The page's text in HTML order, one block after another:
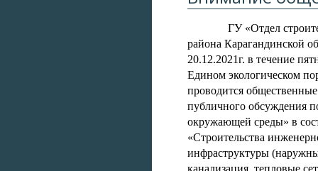
ГУ «Отдел
района Карагандинской
20.12.2021г. в течение
Едином экологическом
проводится
публичного обсуждения
окружающей среды» в
«Строительства
инфраструктуры
канализация, тепловые